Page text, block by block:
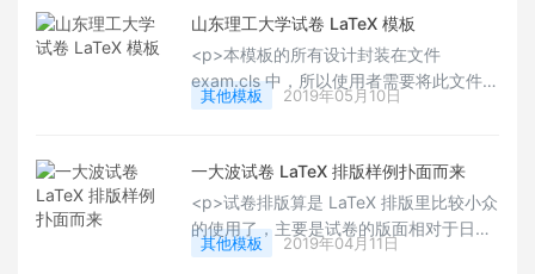
LaTeXing！~<br/></p>
单列或多列文本布局！</p><p>该模板第
一页有目录，并链接到新闻稿中的每个条
目。第一页之后的每个条目同样链接回目
录。模板提供了表格、文本图和项目符号/
编号列表的示例，这样您就可以直接编写
下。<br/></p>
山东理工大学试卷 LaTeX 模板
<p>本模板的所有设计封装在文件
exam.cls 中，所以使用者需要将此文件和
你的 .tex 放在同一目录下。经过封装后，
成试卷。整个试卷的版式也是非常贴合学
校的试卷样式，有需要的用户，可以下载
试用下。Happy&nbsp; LaTeXing！~
</p>
其他模板 2019年05月10日
一大波试卷 LaTeX 排版样例扑面而来
<p>试卷排版算是 LaTeX 排版里比较小众
的使用了，主要是试卷的版面相对于日常
排版版面有些特殊的结构，比如密封线，
其他模板 2019年04月11日